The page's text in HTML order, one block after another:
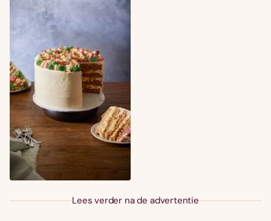
Lees verder na de advertentie